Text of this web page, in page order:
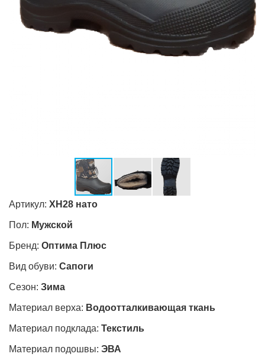
Артикул: ХН28 нато
Пол: Мужской
Бренд: Оптима Плюс
Вид обуви: Сапоги
Сезон: Зима
Материал верха: Водоотталкивающая ткань
Материал подклада: Текстиль
Материал подошвы: ЭВА